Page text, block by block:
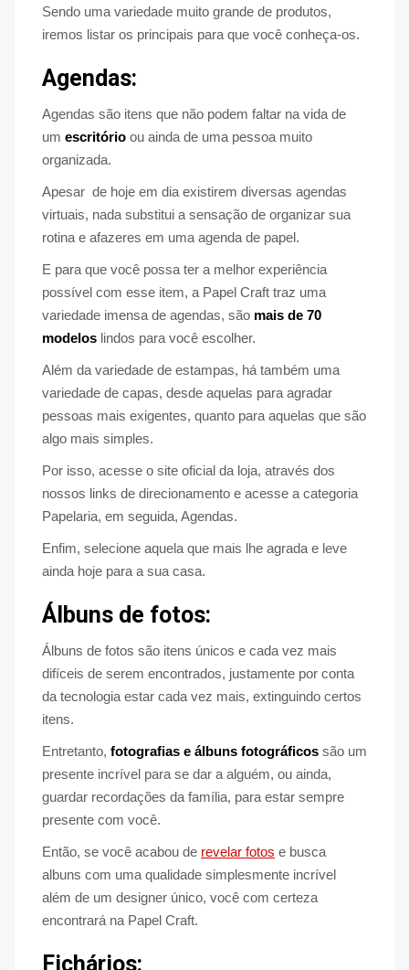
Sendo uma variedade muito grande de produtos,
iremos listar os principais para que você conheça-os.
Agendas:
Agendas são itens que não podem faltar na vida de
um escritório ou ainda de uma pessoa muito
organizada.
Apesar de hoje em dia existirem diversas agendas
virtuais, nada substitui a sensação de organizar sua
rotina e afazeres em uma agenda de papel.
E para que você possa ter a melhor experiência
possível com esse item, a Papel Craft traz uma
variedade imensa de agendas, são mais de 70
modelos lindos para você escolher.
Além da variedade de estampas, há também uma
variedade de capas, desde aquelas para agradar
pessoas mais exigentes, quanto para aquelas que são
algo mais simples.
Por isso, acesse o site oficial da loja, através dos
nossos links de direcionamento e acesse a categoria
Papelaria, em seguida, Agendas.
Enfim, selecione aquela que mais lhe agrada e leve
ainda hoje para a sua casa.
Álbuns de fotos:
Álbuns de fotos são itens únicos e cada vez mais
difíceis de serem encontrados, justamente por conta
da tecnologia estar cada vez mais, extinguindo certos
itens.
Entretanto, fotografias e álbuns fotográficos são um
presente incrível para se dar a alguém, ou ainda,
guardar recordações da família, para estar sempre
presente com você.
Então, se você acabou de revelar fotos e busca
albuns com uma qualidade simplesmente incrível
além de um designer único, você com certeza
encontrará na Papel Craft.
Fichários: